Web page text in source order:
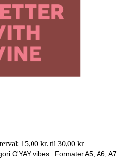
15,00 kr. til 30,00 kr.
O'YAY vibes FormaterA5, A6, A7